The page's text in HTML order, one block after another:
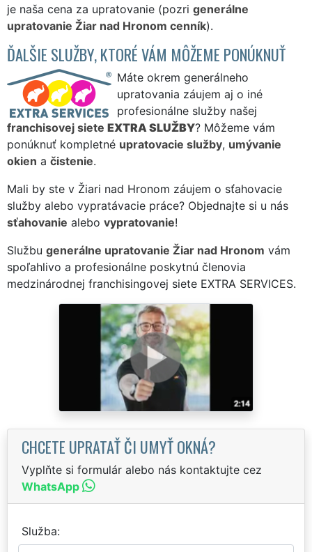
je naša cena za upratovanie (pozri generálne
upratovanie Žiar nad Hronom cenník).
ĎALŠIE SLUŽBY, KTORÉ VÁM MÔŽEME PONÚKNUŤ
Máte okrem generálneho
upratovania záujem aj o iné
profesionálne služby našej
franchisovej siete EXTRA SLUŽBY? Môžeme vám
ponúknuť kompletné upratovacie služby, umývanie
okien a čistenie.
Mali by ste v Žiari nad Hronom záujem o sťahovacie
služby alebo vypratávacie práce? Objednajte si u nás
sťahovanie alebo vypratovanie!
Službu generálne upratovanie Žiar nad Hronom vám
spoľahlivo a profesionálne poskytnú členovia
medzinárodnej franchisingovej siete EXTRA SERVICES.
CHCETE UPRATAŤ ČI UMYŤ OKNÁ?
Vyplňte si formulár alebo nás kontaktujte cez
WhatsApp
Služba